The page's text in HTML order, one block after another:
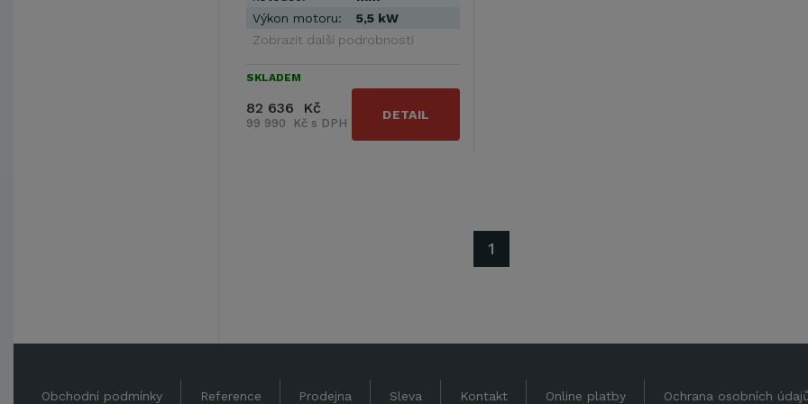
Výkon motoru:
5,5 kW
Zobrazit další podrobnosti
SKLADEM
82 636 Kč
99 990 Kč s DPH
DETAIL
1
Obchodní podmínky Reference Prodejna Sleva Kontakt Online platby Ochrana osobních